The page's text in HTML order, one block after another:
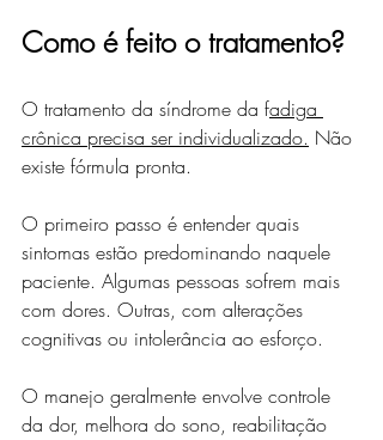
Como é feito o tratamento?
O tratamento da síndrome da fadiga
crônica precisa ser individualizado. Não
existe fórmula pronta.
O primeiro passo é entender quais
sintomas estão predominando naquele
paciente. Algumas pessoas sofrem mais
com dores. Outras, com alterações
cognitivas ou intolerância ao esforço.
O manejo geralmente envolve controle
da dor, melhora do sono, reabilitação